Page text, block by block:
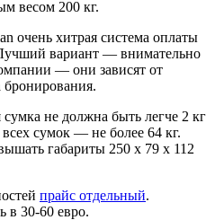
весом 200 кг.
очень хитрая система оплаты
вариант — внимательно
— они зависят от
бронирования.
не должна быть легче 2 кг
сумок — не более 64 кг.
габариты 250 х 79 х 112
прайс отдельный.
в 30-60 евро.